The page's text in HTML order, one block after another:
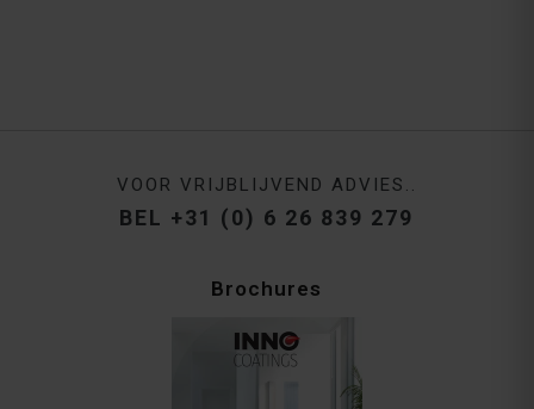
VOOR VRIJBLIJVEND ADVIES..
BEL +31 (0) 6 26 839 279
Brochures